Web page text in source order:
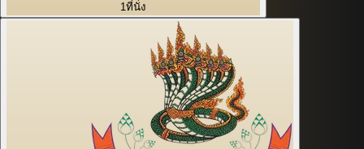
1ที่นั่ง